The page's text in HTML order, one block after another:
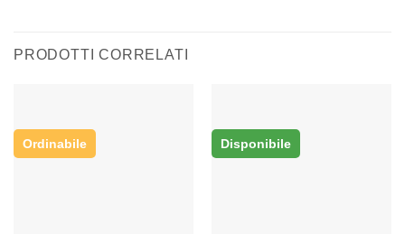
PRODOTTI CORRELATI
Ordinabile Disponibile